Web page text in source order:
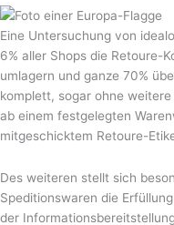
Eine Untersuchung von
6% aller Shops die Retoure-
umlagern und ganze 70%
komplett, sogar ohne
ab einem festgelegten
mitgeschicktem Retoure-
Des weiteren stellt sich
Speditionswaren die
der